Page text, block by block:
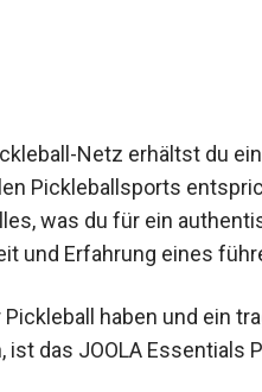
Netz erhältst du
Pickleballsports
was du für ein
und Erfahrung eines
haben und ein
das JOOLA Essentials